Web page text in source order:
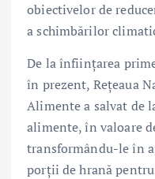
obiectivelor de
a schimbărilor
De la înființarea
în prezent, Rețeaua
Alimente a salvat de
alimente, în valoare
transformându-le în
porții de hrană